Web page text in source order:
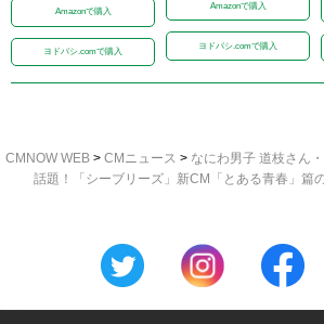
Amazonで購入
ヨドバシ.comで購入
Amazonで購入
ヨドバシ.comで購入
CMNOW WEB > CMニュース > なにわ男子 道枝さん
話題！「シーブリーズ」新CM「とある青春」篇